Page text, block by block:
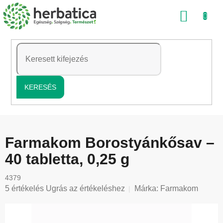
Ugrás
a
tartalomhoz
KERESÉS
Farmakom Borostyánkősav –
40 tabletta, 0,25 g
4379
A
5 értékelés Ugrás az értékeléshez Márka: Farmakom